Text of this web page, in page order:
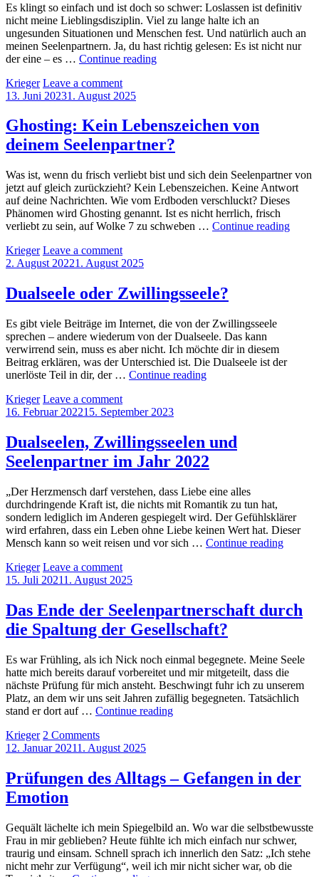
Es klingt so einfach und ist doch so schwer: Loslassen ist definitiv
nicht meine Lieblingsdisziplin. Viel zu lange halte ich an
ungesunden Situationen und Menschen fest. Und natürlich auch an
meinen Seelenpartnern. Ja, du hast richtig gelesen: Es ist nicht nur
der eine – es … Continue readingLoslassen
das
nicht?
by
Krieger Leave a comment
Posted
13. Juni 20231. August 2025
Ghosting: Kein Lebenszeichen von
deinem Seelenpartner?
Was ist, wenn du frisch verliebt bist und sich dein Seelenpartner von
jetzt auf gleich zurückzieht? Kein Lebenszeichen. Keine Antwort
auf deine Nachrichten. Wie vom Erdboden verschluckt? Dieses
Phänomen wird Ghosting genannt. Ist es nicht herrlich, frisch
verliebt zu sein, auf Wolke 7 zu schweben … Continue reading
by
Krieger Leave a comment
Posted
2. August 20221. August 2025
Dualseele oder Zwillingsseele?
Es gibt viele Beiträge im Internet, die von der Zwillingsseele
sprechen – andere wiederum von der Dualseele. Das kann
verwirrend sein, muss es aber nicht. Ich möchte dir in diesem
Beitrag erklären, was der Unterschied ist. Die Dualseele ist der
unerlöste Teil in dir, der … Continue readingDualseele
by
Krieger Leave a comment
Posted
16. Februar 202215. September 2023
Dualseelen, Zwillingsseelen und
Seelenpartner im Jahr 2022
„Der Herzmensch darf verstehen, dass Liebe eine alles
durchdringende Kraft ist, die nichts mit Romantik zu tun hat,
sondern lediglich im Anderen gespiegelt wird. Der Gefühlsklärer
wird erfahren, dass ein Leben ohne Liebe keinen Wert hat. Dieser
Mensch kann so weit reisen und vor sich … Continue reading
Jahr
2022
by
Krieger Leave a comment
Posted
15. Juli 20211. August 2025
Das Ende der Seelenpartnerschaft durch
die Spaltung der Gesellschaft?
Es war Frühling, als ich Nick noch einmal begegnete. Meine Seele
hatte mich bereits darauf vorbereitet und mir mitgeteilt, dass die
nächste Prüfung für mich ansteht. Beschwingt fuhr ich zu unserem
Platz, an dem wir uns seit Jahren zufällig begegneten. Tatsächlich
stand er dort auf … Continue readingDas
die
Spaltung
by
Krieger 2 Comments
Posted
12. Januar 20211. August 2025
Prüfungen des Alltags – Gefangen in der
Emotion
Gequält lächelte ich mein Spiegelbild an. Wo war die selbstbewusste
Frau in mir geblieben? Heute fühlte ich mich einfach nur schwer,
traurig und einsam. Schnell sprach ich innerlich den Satz: „Ich stehe
nicht mehr zur Verfügung“, weil ich mir nicht sicher war, ob die